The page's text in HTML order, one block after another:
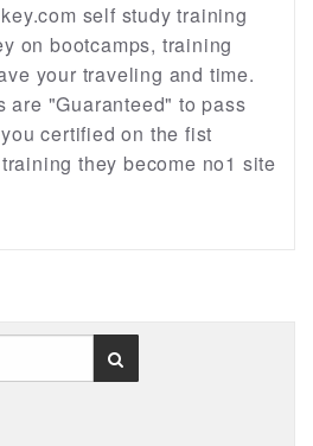
self study training
on bootcamps, training
your traveling and time.
are "Guaranteed" to pass
certified on the fist
they become no1 site